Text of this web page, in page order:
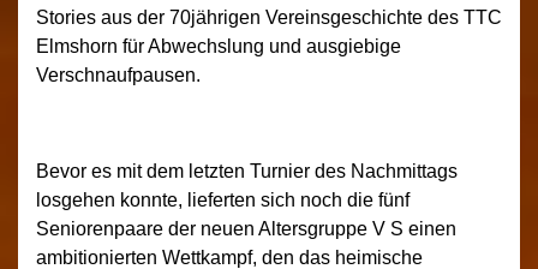
Stories aus der 70jährigen Vereinsgeschichte des TTC
Elmshorn für Abwechslung und ausgiebige
Verschnaufpausen.
Bevor es mit dem letzten Turnier des Nachmittags
losgehen konnte, lieferten sich noch die fünf
Seniorenpaare der neuen Altersgruppe V S einen
ambitionierten Wettkampf, den das heimische